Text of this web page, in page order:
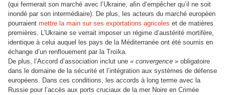
(qui fermerait son marché avec l’Ukraine, afin d’empêcher qu’il ne soit
inondé par son intermédiaire). De plus, les acteurs du marché européen
pourraient mettre la main sur ses exportations agricoles et de matières
premières. L’Ukraine se verrait imposer un régime d’austérité mortifère,
identique à celui auquel les pays de la Méditerranée ont été soumis en
échange d’un renflouement par la Troïka.
De plus, l’Accord d’association inclut une « convergence » obligatoire
dans le domaine de la sécurité et l’intégration aux systèmes de défense
européens. Dans ces conditions, les accords à long terme avec la
Russie pour l’accès aux ports cruciaux de la mer Noire en Crimée